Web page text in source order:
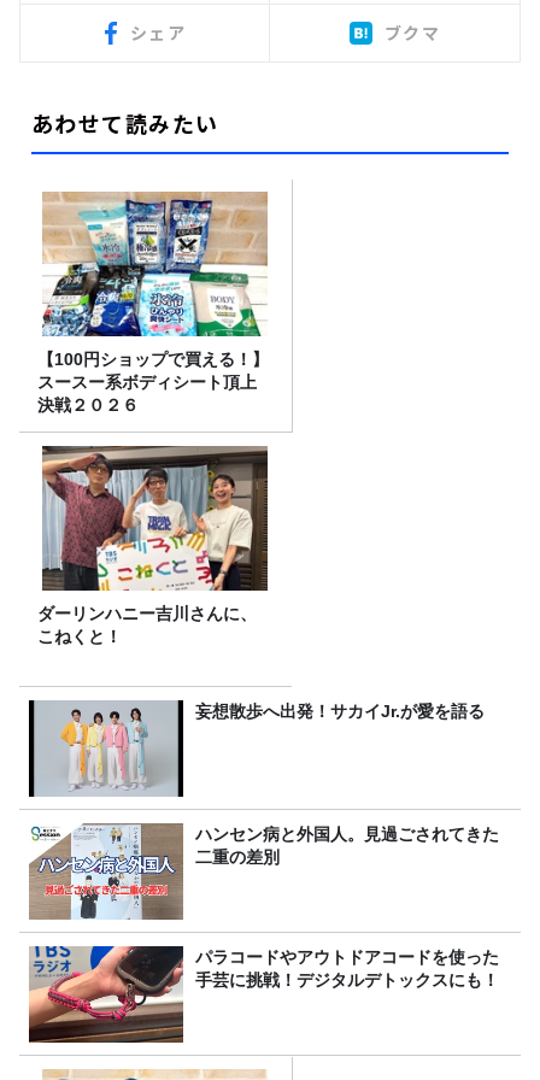
シェア ブクマ
あわせて読みたい
【100円ショップで買える！】
スースー系ボディシート頂上
決戦２０２６
ダーリンハニー吉川さんに、
こねくと！
妄想散歩へ出発！サカイJr.が愛を語る
ハンセン病と外国人。見過ごされてきた
二重の差別
パラコードやアウトドアコードを使った
手芸に挑戦！デジタルデトックスにも！